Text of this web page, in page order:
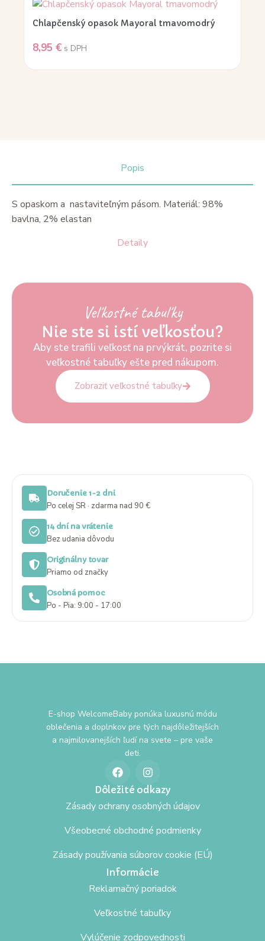
Chlapčenský opasok Mayoral tmavomodrý
8,95 € s DPH
Popis
Detaily
S opaskom a nastaviteľným pásom. Materiál: 98%
bavlna, 2% elastan
Veľkostné tabuľky
Nie ste si istí veľkosťou?
Aby ste trafili veľkosť na prvýkrát, pozrite si
veľkostné tabuľky ešte pred nákupom.
Zobraziť veľkostné tabuľky
Doručenie 1-2 dni
Po celej SR · zdarma nad 90 €
14 dní na vrátenie
Bez udania dôvodu
Originálny tovar
Priamo od značky
Osobná pomoc
Po - Pia: 9:00 - 17:00
E-shop WelcomeBaby ponúka luxusnú módu
oblečenia a doplnkov pre tých najdôležitejších
a najmilovanejších ľudí na svete – pre vaše
deti.
Dôležité odkazy
Zásady ochrany osobných údajov
Všeobecné obchodné podmienky
Zásady používania súborov cookie (EÚ)
Informácie
Reklamačný poriadok
Veľkostné tabuľky
Vylúčenie zodpovednosti